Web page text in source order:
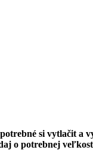
si vytlačit a
o potrebnej